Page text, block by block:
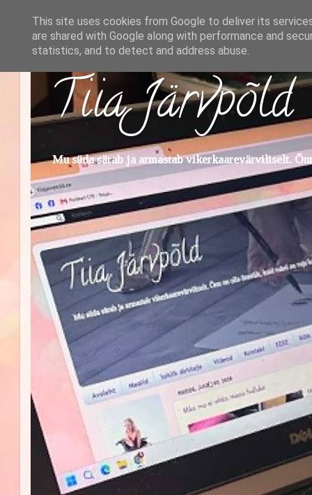
Tiia Järvpõld
Mu süda särab ja armastab vikerkaarevärviliselt.
This site uses cookies from Google to deliver its
are shared with Google along with performance and
statistics, and to detect and address abuse.